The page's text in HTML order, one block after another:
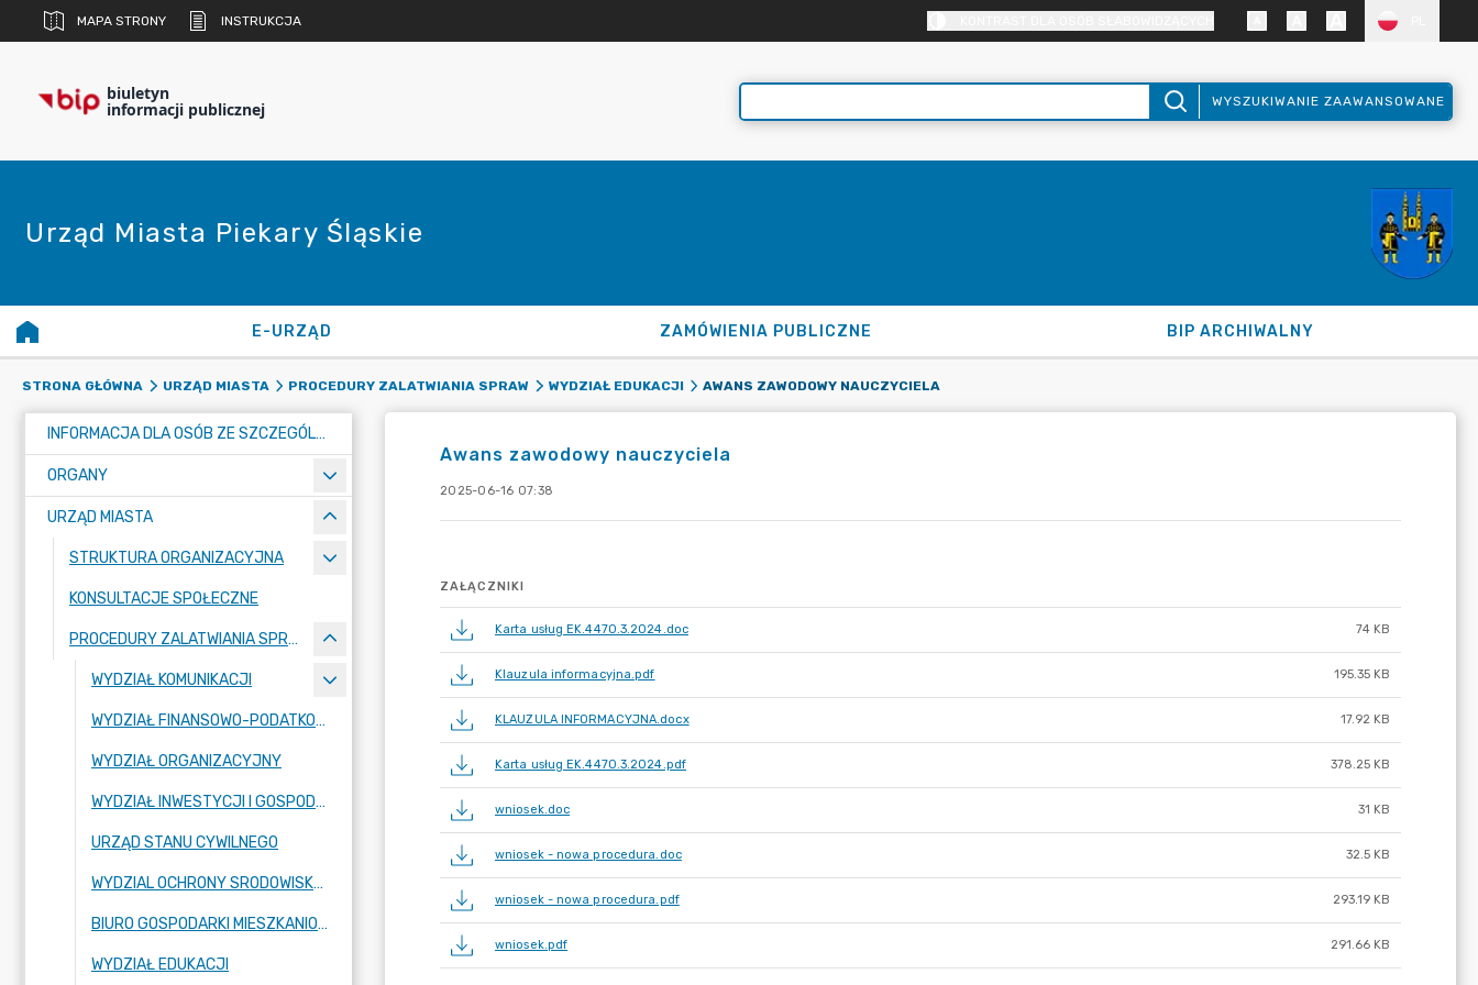
MAPA STRONY INSTRUKCJA
biuletyn
informacji publicznej WYSZUKIWANIE ZAAWANSOWANE
Urząd Miasta Piekary Śląskie
E-URZĄD ZAMÓWIENIA PUBLICZNE BIP ARCHIWALNY
STRONA GŁÓWNA URZĄD MIASTA PROCEDURY ZALATWIANIA SPRAW WYDZIAŁ EDUKACJI AWANS ZAWODOWY NAUCZYCIELA
INFORMACJA DLA OSÓB ZE SZCZEGÓLNYMI POTRZEBAMI
ORGANY
URZĄD MIASTA
STRUKTURA ORGANIZACYJNA
KONSULTACJE SPOŁECZNE
PROCEDURY ZALATWIANIA SPRAW
WYDZIAŁ KOMUNIKACJI
WYDZIAŁ FINANSOWO-PODATKOWY
WYDZIAŁ ORGANIZACYJNY
WYDZIAŁ INWESTYCJI I GOSPODARKI KOMUNALNEJ
URZĄD STANU CYWILNEGO
WYDZIAL OCHRONY SRODOWISKA, GOSPODARKI ODPADAMI I ROLNICTWA
BIURO GOSPODARKI MIESZKANIOWEJ
WYDZIAŁ EDUKACJI
Awans zawodowy nauczyciela
2025-06-16 07:38
ZAŁĄCZNIKI
Karta usług EK.4470.3.2024.doc 74 KB
Klauzula informacyjna.pdf 195.35 KB
KLAUZULA INFORMACYJNA.docx 17.92 KB
Karta usług EK.4470.3.2024.pdf 378.25 KB
wniosek.doc 31 KB
wniosek - nowa procedura.doc 32.5 KB
wniosek - nowa procedura.pdf 293.19 KB
wniosek.pdf 291.66 KB